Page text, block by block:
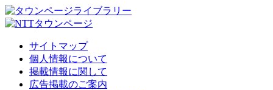
サイトマップ
個人情報について
掲載情報に関して
広告掲載のご案内